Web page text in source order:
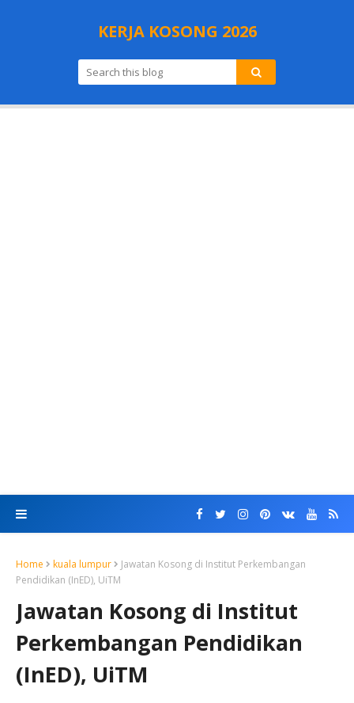
KERJA KOSONG 2026
Home kuala lumpur
Jawatan Kosong di Institut Perkembangan
Pendidikan (InED), UiTM
Jawatan Kosong di Institut
Perkembangan Pendidikan
(InED), UiTM